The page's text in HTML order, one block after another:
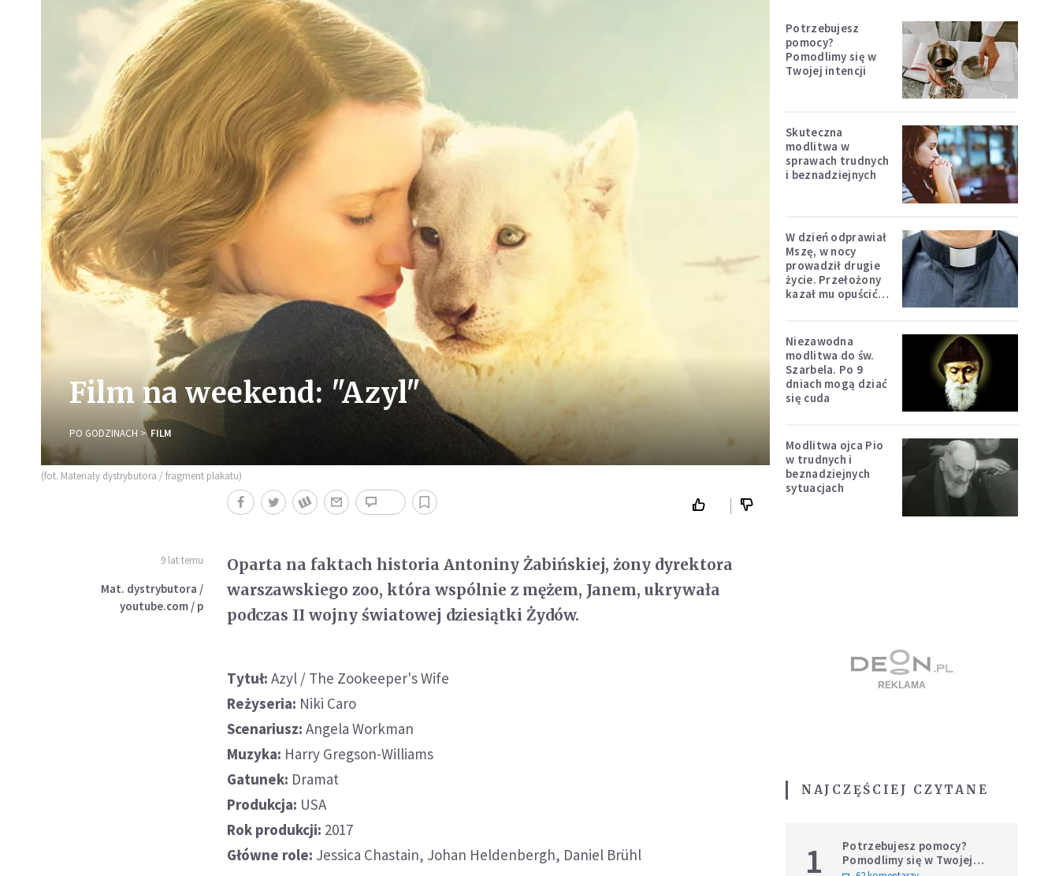
Film na weekend: "Azyl"
PO GODZINACH FILM
(fot. Materiały dystrybutora / fragment plakatu)
9 lat temu
Mat. dystrybutora /
youtube.com / p
Oparta na faktach historia Antoniny Żabińskiej, żony dyrektora
warszawskiego zoo, która wspólnie z mężem, Janem, ukrywała
podczas II wojny światowej dziesiątki Żydów.
Tytuł: Azyl / The Zookeeper's Wife
Reżyseria: Niki Caro
Scenariusz: Angela Workman
Muzyka: Harry Gregson-Williams
Gatunek: Dramat
Produkcja: USA
Rok produkcji: 2017
Główne role: Jessica Chastain, Johan Heldenbergh, Daniel Brühl
Potrzebujesz
pomocy?
Pomodlimy się w
Twojej intencji
Skuteczna
modlitwa w
sprawach trudnych
i beznadziejnych
W dzień odprawiał
Mszę, w nocy
prowadził drugie
życie. Przełożony
kazał mu opuścić
Niezawodna
modlitwa do św.
Szarbela. Po 9
dniach mogą dziać
się cuda
Modlitwa ojca Pio
w trudnych i
beznadziejnych
sytuacjach
NAJCZĘŚCIEJ CZYTANE
1
Potrzebujesz pomocy?
Pomodlimy się w Twojej